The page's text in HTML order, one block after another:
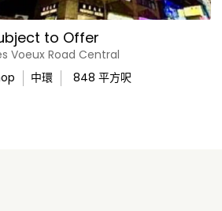
to Offer
Voeux Road Central
中環 848 平方呎